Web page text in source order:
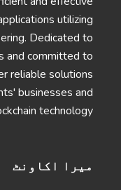
Outlines
to create and
LinkedIn Posts
utilizing
Dedicated to
and committed to
reliable solutions
businesses and
technology.
میرا اکاونٹ